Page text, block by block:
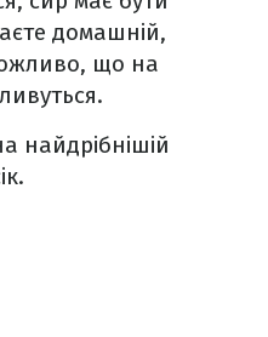
домашній,
що на
найдрібнішій